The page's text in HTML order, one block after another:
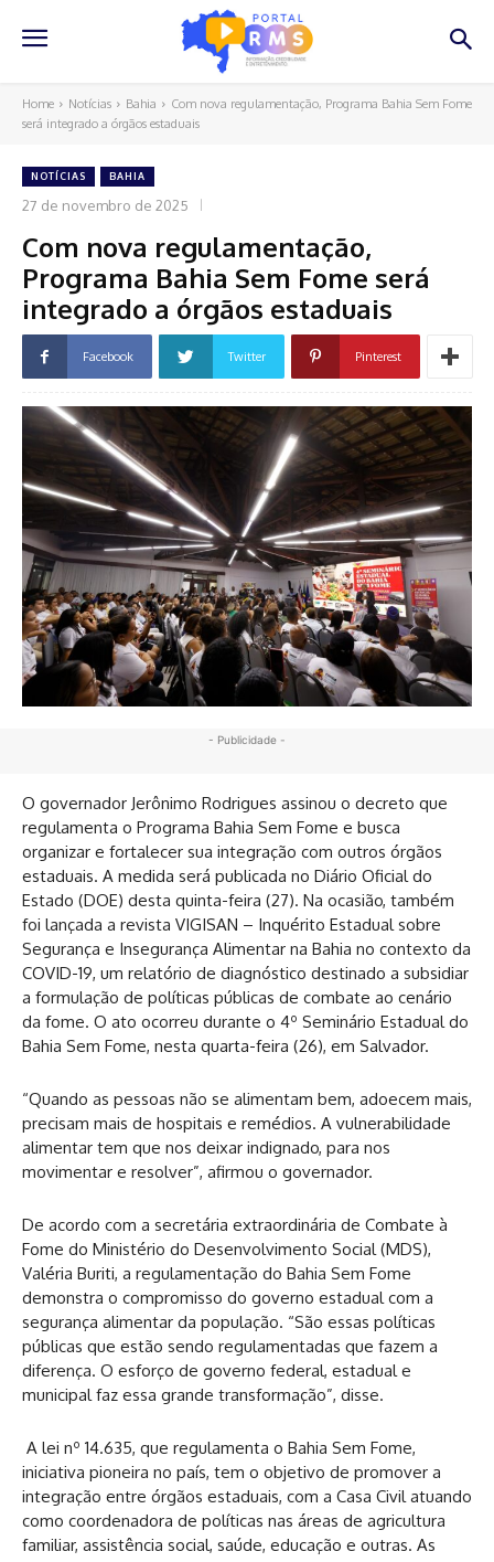
Home Notícias Bahia
Com nova regulamentação, Programa Bahia Sem Fome
será integrado a órgãos estaduais
NOTÍCIAS BAHIA
27 de novembro de 2025
Com nova regulamentação,
Programa Bahia Sem Fome será
integrado a órgãos estaduais
Facebook Twitter Pinterest
- Publicidade -
O governador Jerônimo Rodrigues assinou o decreto que
regulamenta o Programa Bahia Sem Fome e busca
organizar e fortalecer sua integração com outros órgãos
estaduais. A medida será publicada no Diário Oficial do
Estado (DOE) desta quinta-feira (27). Na ocasião, também
foi lançada a revista VIGISAN – Inquérito Estadual sobre
Segurança e Insegurança Alimentar na Bahia no contexto da
COVID-19, um relatório de diagnóstico destinado a subsidiar
a formulação de políticas públicas de combate ao cenário
da fome. O ato ocorreu durante o 4º Seminário Estadual do
Bahia Sem Fome, nesta quarta-feira (26), em Salvador.
“Quando as pessoas não se alimentam bem, adoecem mais,
precisam mais de hospitais e remédios. A vulnerabilidade
alimentar tem que nos deixar indignado, para nos
movimentar e resolver”, afirmou o governador.
De acordo com a secretária extraordinária de Combate à
Fome do Ministério do Desenvolvimento Social (MDS),
Valéria Buriti, a regulamentação do Bahia Sem Fome
demonstra o compromisso do governo estadual com a
segurança alimentar da população. “São essas políticas
públicas que estão sendo regulamentadas que fazem a
diferença. O esforço de governo federal, estadual e
municipal faz essa grande transformação”, disse.
A lei nº 14.635, que regulamenta o Bahia Sem Fome,
iniciativa pioneira no país, tem o objetivo de promover a
integração entre órgãos estaduais, com a Casa Civil atuando
como coordenadora de políticas nas áreas de agricultura
familiar, assistência social, saúde, educação e outras. As